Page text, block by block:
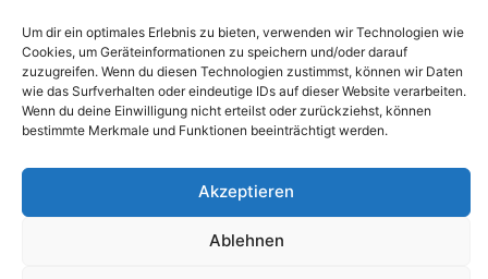
Um dir ein optimales Erlebnis zu bieten, verwenden wir Technologien wie
Cookies, um Geräteinformationen zu speichern und/oder darauf
zuzugreifen. Wenn du diesen Technologien zustimmst, können wir Daten
wie das Surfverhalten oder eindeutige IDs auf dieser Website verarbeiten.
Wenn du deine Einwilligung nicht erteilst oder zurückziehst, können
bestimmte Merkmale und Funktionen beeinträchtigt werden.
Akzeptieren
Ablehnen
Veranstalter